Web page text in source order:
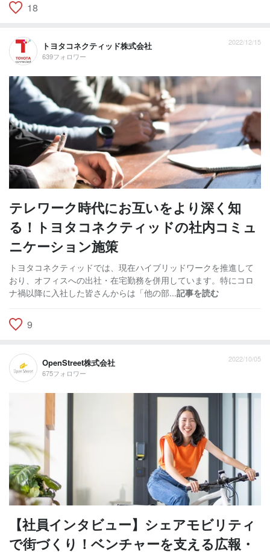
18
トヨタコネクティッド株式会社
639フォロワー
2022/12/15
テレワーク時代にお互いをより深く知
る！トヨタコネクティッドの社内コミュ
ニケーション施策
トヨタコネクティッドでは、現在ハイブリッドワークを推進して
おり、オフィスへの出社・在宅勤務を併用しています。特にコロ
ナ禍以降に入社した皆さんからは「他の部...記事を読む
9
OpenStreet株式会社
675フォロワー
2022/10/05
【社員インタビュー】シェアモビリティ
で街づくり！ベンチャーを支える広報・